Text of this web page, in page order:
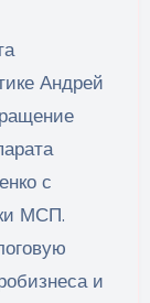
Андрей
с
МСП.
и